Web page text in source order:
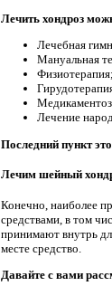
Лечить хондроз
Лечебная
Мануальная
Физиотерапия;
Лечение
Последний пункт
Лечим шейный
Конечно, наиболее
средствами, в том
принимают внутрь
месте средство.
Давайте с вами